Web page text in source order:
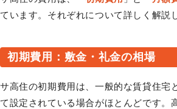
ています。それぞれについて詳しく解説
初期費用：敷金・礼金の相場
サ高住の初期費用は、一般的な賃貸住宅
て設定されている場合がほとんどです。